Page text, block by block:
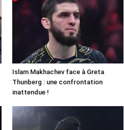
Islam Makhachev face à Greta
Thunberg : une confrontation
inattendue !